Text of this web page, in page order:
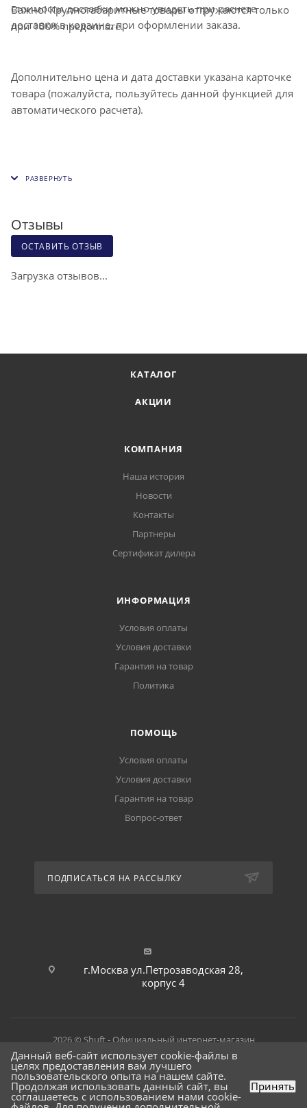
стоимости доставки можно увидеть при расчете
доставки в корзине, при оформлении заказа.
Важно! Крупногабаритные товары отгружаются только
при 100% предоплате.
Дополнительно цена и дата доставки указана карточке
товара (пожалуйста, пользуйтесь данной функцией для
автоматического расчета).
Отзывы
ОСТАВИТЬ ОТЗЫВ
Загрузка отзывов...
КАТАЛОГ
АКЦИИ
КОМПАНИЯ
Наша история
Новости
Контакты
Партнеры
Сертификат дилера
ИНФОРМАЦИЯ
Условия оплаты
Условия доставки
Гарантия на товар
Политика
ПОМОЩЬ
Условия оплаты
Условия доставки
Гарантия на товар
Вопрос-ответ
ПОДПИСАТЬСЯ НА РАССЫЛКУ
г.Москва ул.Петрозаводская 28,
корпус 4
2026 © Shuft - Официальный интернет-магазин
Данный веб-сайт использует cookie-файлы в
целях предоставления вам лучшего
пользовательского опыта на нашем сайте.
Продолжая использовать данный сайт, вы
соглашаетесь с использованием нами cookie-
Принять